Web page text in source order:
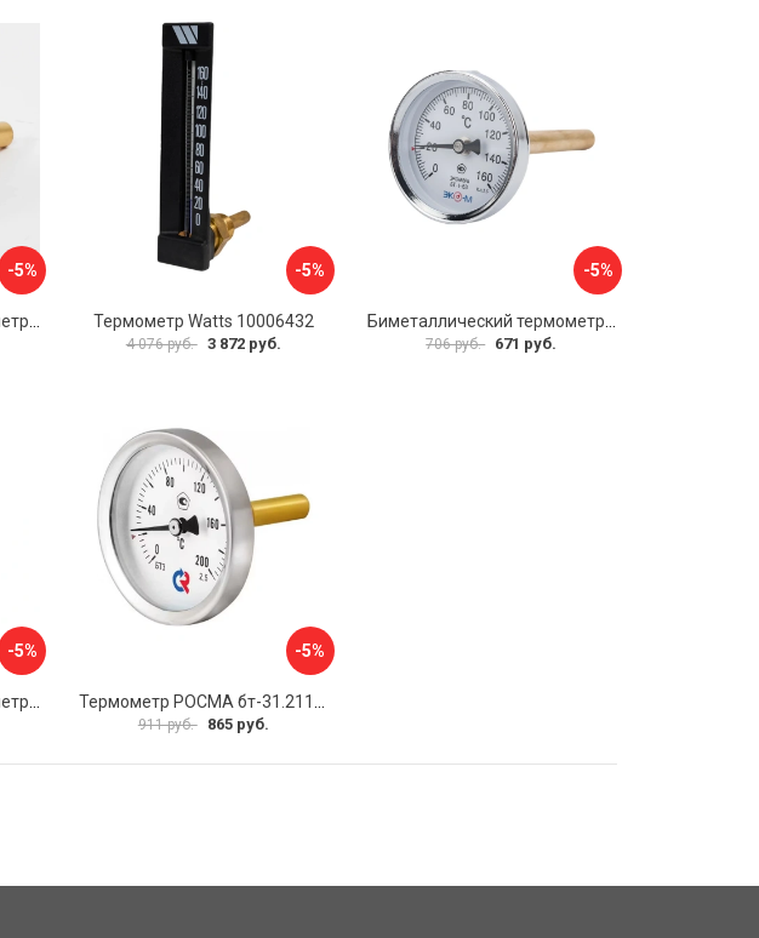
-5% -5%
Термометр Watts 10006432
4 076 руб. 3 872 руб.
-5%
706 руб. 671 руб.
-5% -5%
911 руб. 865 руб.